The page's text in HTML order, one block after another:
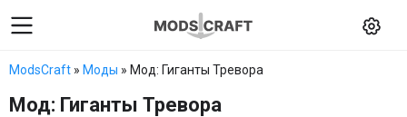
ModsCraft » Моды » Мод: Гиганты Тревора
Мод: Гиганты Тревора